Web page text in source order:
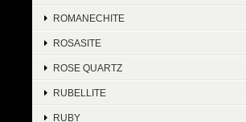
ROMANECHITE
ROSASITE
ROSE QUARTZ
RUBELLITE
RUBY